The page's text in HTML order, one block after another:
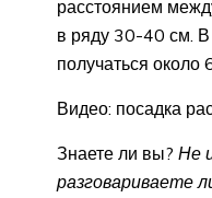
расстоянием
в ряду 30-40 см.
получаться около
Видео: посадка
Знаете ли вы? Не
разговариваете